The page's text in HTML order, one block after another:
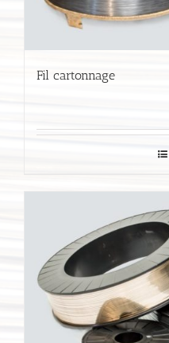
Fil cartonnage